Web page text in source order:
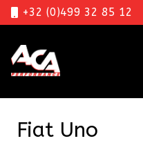
+32 (0)499 32 85 12
Fiat Uno